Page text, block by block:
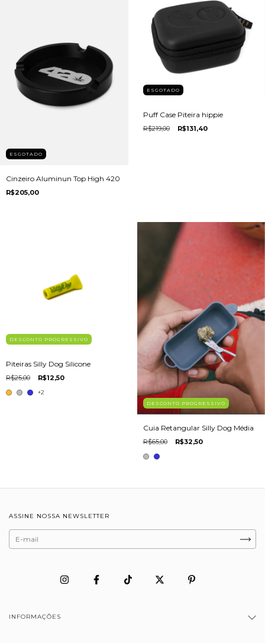
ESGOTADO
Cinzeiro Aluminun Top High 420
R$205,00
ESGOTADO
Puff Case Piteira hippie
R$219,00 R$131,40
DESCONTO PROGRESSIVO
Piteiras Silly Dog Silicone
R$25,00 R$12,50
+2
DESCONTO PROGRESSIVO
Cuia Retangular Silly Dog Média
R$65,00 R$32,50
ASSINE NOSSA NEWSLETTER
INFORMAÇÕES